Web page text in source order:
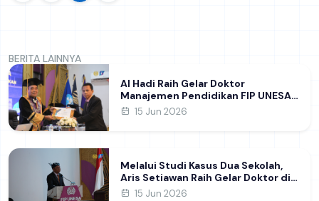
BERITA LAINNYA
Al Hadi Raih Gelar Doktor
Manajemen Pendidikan FIP UNESA
melalui Riset Pembentukan
15 Jun 2026
Melalui Studi Kasus Dua Sekolah,
Aris Setiawan Raih Gelar Doktor di
FIP UNESA Usai Kupas Manajemen
15 Jun 2026